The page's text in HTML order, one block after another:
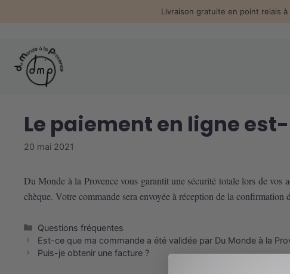
Livraison gratuite en point relais
Le paiement en ligne
20 mai 2021
Du Monde à la Provence vous garantit une sécurité totale lors de
chèque. Votre commande sera envoyée à réception de la
Catégories
Questions fréquentes
Est-ce que ma commande a été validée par Du Monde à la
Puis-je obtenir une facture ?